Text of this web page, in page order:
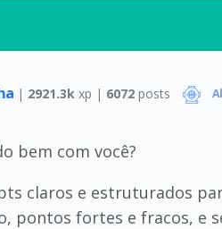
| 2921.3k xp | 6072 posts
bem com você?
claros e estruturados
pontos fortes e fracos, e